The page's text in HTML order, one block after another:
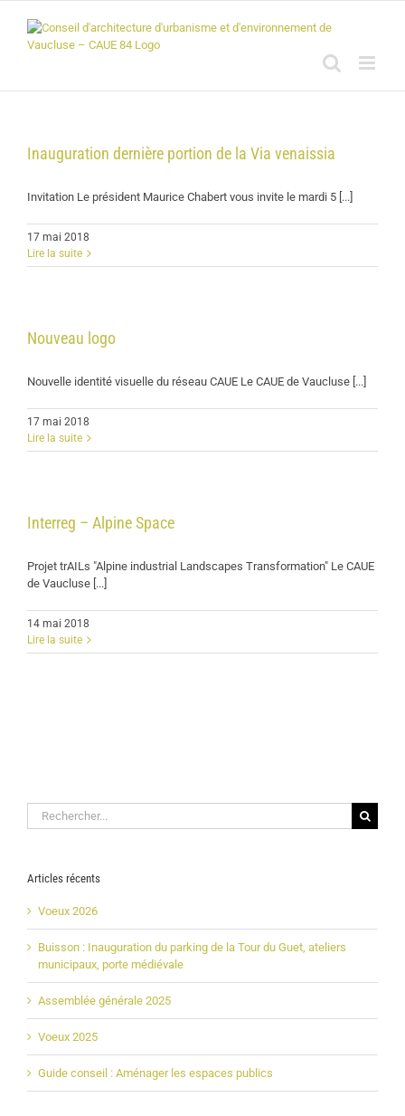
contenu
Inauguration dernière portion de la Via venaissia
Invitation Le président Maurice Chabert vous invite le mardi 5 [...]
17 mai 2018
Lire la suite
Nouveau logo
Nouvelle identité visuelle du réseau CAUE Le CAUE de Vaucluse [...]
17 mai 2018
Lire la suite
Interreg – Alpine Space
Projet trAILs "Alpine industrial Landscapes Transformation" Le CAUE
de Vaucluse [...]
14 mai 2018
Lire la suite
Rechercher:
Articles récents
Voeux 2026
Buisson : Inauguration du parking de la Tour du Guet, ateliers
municipaux, porte médiévale
Assemblée générale 2025
Voeux 2025
Guide conseil : Aménager les espaces publics